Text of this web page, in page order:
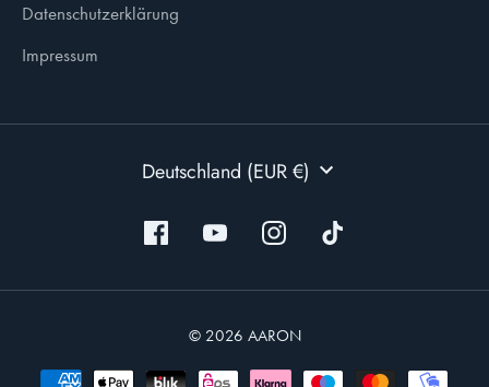
Datenschutzerklärung
Impressum
WÄHRUNGDeutschland (EUR €)
© 2026 AARON